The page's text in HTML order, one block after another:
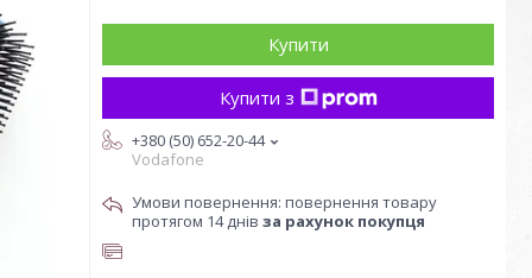
Купити
Купити з
+380 (50) 652-20-44
Vodafone
повернення товару
протягом 14 днів за рахунок покупця